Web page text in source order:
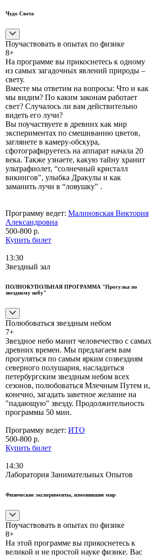
Чудо Света
Поучаствовать в опытах по физике
8+
На программе вы прикоснетесь к одному
из самых загадочных явлений природы –
свету.
Вместе мы ответим на вопросы: Что и как
мы видим? По каким законам работает
свет? Случалось ли вам действительно
видеть его лучи?
Вы поучаствуете в древних как мир
экспериментах по смешиванию цветов,
заглянете в камеру-обскура,
сфотографируетесь на аппарат начала 20
века. Также узнаете, какую тайну хранит
ультрафиолет, “солнечный кристалл
викингов", улыбка Дракулы и как
заманить лучи в “ловушку" .
Программу ведет: Малиновская Виктория
Александровна
500-800 р.
Купить билет
13:30
Звездный зал
ПОЛНОКУПОЛЬНАЯ ПРОГРАММА "Прогулка по
звездному небу"
Полюбоваться звездным небом
7+
Звездное небо манит человечество с самых
древних времен. Мы предлагаем вам
прогуляться по самым ярким созвездиям
северного полушария, насладиться
петербургским звездным небом всех
сезонов, полюбоваться Млечным Путем и,
конечно, загадать заветное желание на
"падающую" звезду. Продолжительность
программы 50 мин.
Программу ведет: ИТО
500-800 р.
Купить билет
14:30
Лаборатория Занимательных Опытов
Физические эксперименты, изменившие мир
Поучаствовать в опытах по физике
8+
На этой программе вы прикоснетесь к
великой и не простой науке физике. Вас